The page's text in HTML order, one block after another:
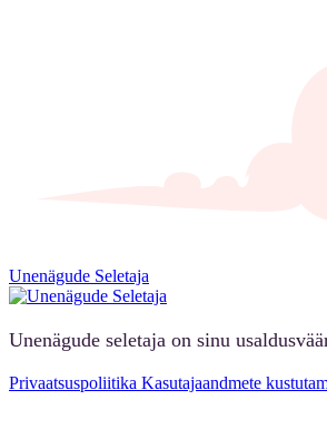
Unenägude Seletaja
Unenägude seletaja on sinu
Privaatsuspoliitika Kasutajaandmete